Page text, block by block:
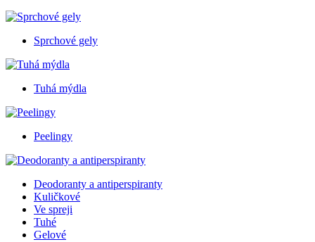
Sprchové gely
Tuhá mýdla
Peelingy
Deodoranty a antiperspiranty
Kuličkové
Ve spreji
Tuhé
Gelové